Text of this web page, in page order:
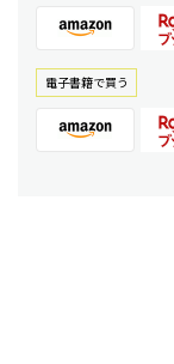
電⼦書籍で買う